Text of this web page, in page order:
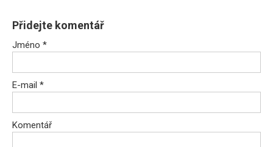
Přidejte komentář
Jméno *
E-mail *
Komentář